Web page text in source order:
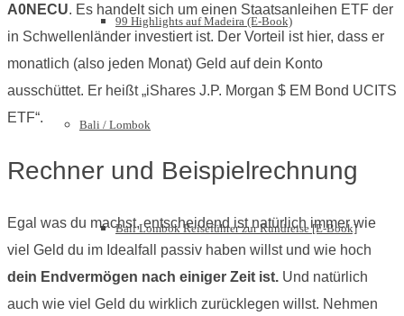
99 Highlights auf Madeira (E-Book)
Bali / Lombok
Bali Lombok Reiseführer zur Rundreise [E-Book]
A0NECU. Es handelt sich um einen Staatsanleihen ETF der
in Schwellenländer investiert ist. Der Vorteil ist hier, dass er
monatlich (also jeden Monat) Geld auf dein Konto
ausschüttet. Er heißt „iShares J.P. Morgan $ EM Bond UCITS
ETF“.
Rechner und Beispielrechnung
Egal was du machst, entscheidend ist natürlich immer wie
viel Geld du im Idealfall passiv haben willst und wie hoch
dein Endvermögen nach einiger Zeit ist. Und natürlich
auch wie viel Geld du wirklich zurücklegen willst. Nehmen